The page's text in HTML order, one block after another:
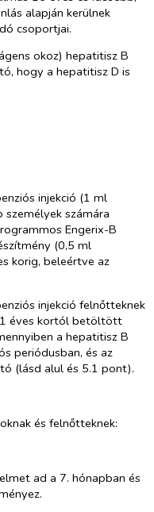
alapján kerülnek
csoportjai.
okoz) hepatitisz B
hogy a hepatitisz D is
injekció (1 ml
személyek számára
Engerix-B
(0,5 ml
korig, beleértve az
injekció felnőtteknek
éves kortól betöltött
a hepatitisz B
periódusban, és az
(lásd alul és 5.1 pont).
és felnőtteknek:
ad a 7. hónapban és